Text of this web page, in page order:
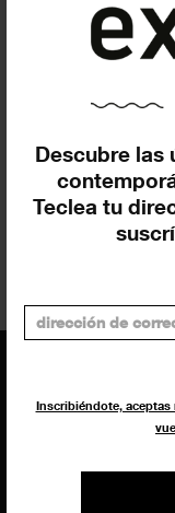
Descubre las
Teclea tu
Inscribiéndote,
Comunicación
Sala Apolo
Producción -
A*DESK. Critical
EQUIPO
Dirección